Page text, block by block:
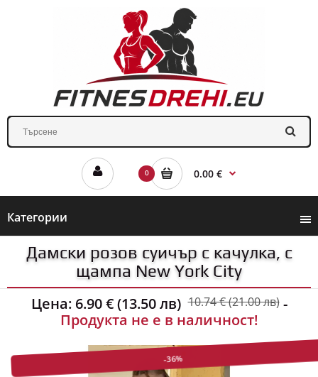
0 0.00 €
Категории
Дамски розов суичър с качулка, с
щампа New York City
Цена: 6.90 € (13.50 лв) 10.74 € (21.00 лв)-
Продукта не е в наличност!